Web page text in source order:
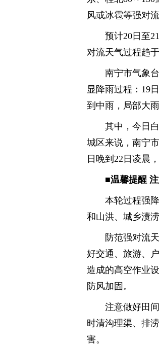
风或冰雹等强对流
预计20日至
对流天气过程趋
南宁市气象
显降雨过程：19
到中雨，局部大
其中，今日
城区来说，南宁
日晚到22日凌晨
■温馨提醒
本轮过程强
和山洪、城乡渍
防范强对流
好交通、旅游、
造成的高空作业
防风加固。
注意做好田
时清沟理渠、排
害。